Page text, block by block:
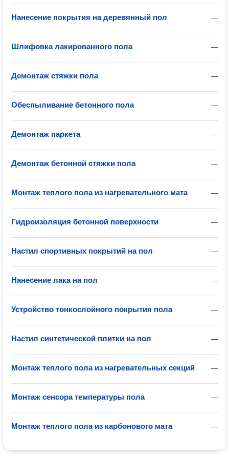
—
Нанесение покрытия на деревянный пол
—
Шлифовка лакированного пола
—
Демонтаж стяжки пола
—
Обеспыливание бетонного пола
—
Демонтаж паркета
—
Демонтаж бетонной стяжки пола
—
Монтаж теплого пола из нагревательного мата
—
Гидроизоляция бетонной поверхности
—
Настил спортивных покрытий на пол
—
Нанесение лака на пол
—
Устройство тонкослойного покрытия пола
—
Настил синтетической плитки на пол
—
Монтаж теплого пола из нагревательных секций
—
Монтаж сенсора температуры пола
—
Монтаж теплого пола из карбонового мата